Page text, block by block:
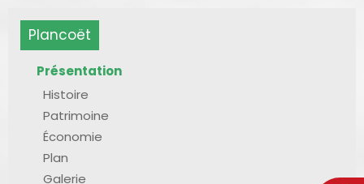
Plancoët
Présentation
Histoire
Patrimoine
Économie
Plan
Galerie